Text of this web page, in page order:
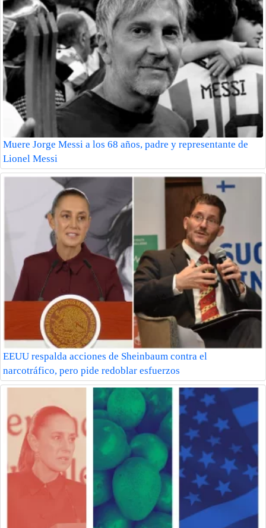
Muere Jorge Messi a los 68 años, padre y representante de
Lionel Messi
EEUU respalda acciones de Sheinbaum contra el
narcotráfico, pero pide redoblar esfuerzos